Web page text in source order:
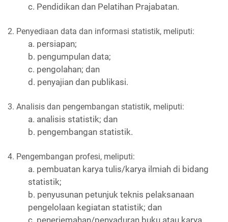
c. Pendidikan dan Pelatihan Prajabatan.
2. Penyediaan data dan informasi statistik, meliputi:
a. persiapan;
b. pengumpulan data;
c. pengolahan; dan
d. penyajian dan publikasi.
3. Analisis dan pengembangan statistik, meliputi:
a. analisis statistik; dan
b. pengembangan statistik.
4. Pengembangan profesi, meliputi:
a. pembuatan karya tulis/karya ilmiah di bidang
statistik;
b. penyusunan petunjuk teknis pelaksanaan
pengelolaan kegiatan statistik; dan
c. penerjemahan/penyaduran buku atau karya